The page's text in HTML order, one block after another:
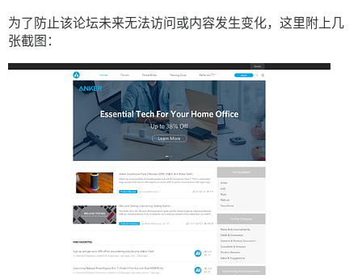
为了防止该论坛未来无法访问或内容发生变化，这里附上几
张截图：